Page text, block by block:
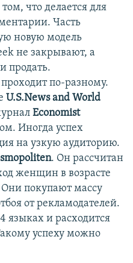
что делается для
Часть
новую модель
не закрывают, а
продать.
по-разному.
U.S.News and World
Economist
Иногда успех
на узкую аудиторию.
. Он рассчитан
женщин в возрасте
Они покупают массу
от рекламодателей.
языках и расходится
успеху можно